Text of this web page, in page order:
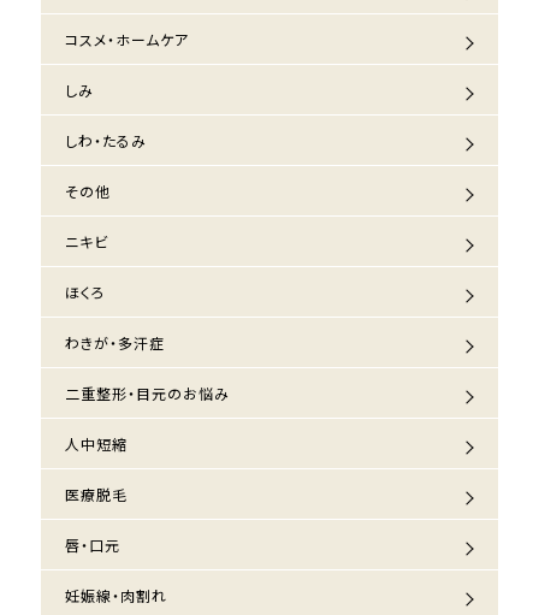
コスメ・ホームケア
しみ
しわ・たるみ
その他
ニキビ
ほくろ
わきが・多汗症
二重整形・目元のお悩み
人中短縮
医療脱毛
唇・口元
妊娠線・肉割れ